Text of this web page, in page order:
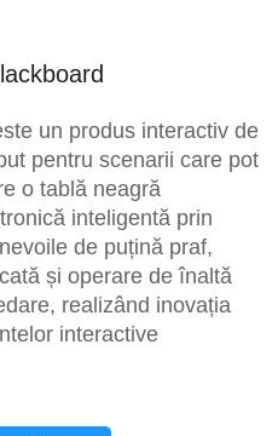
un produs interactiv de
pentru scenarii care pot
o tablă neagră
inteligentă prin
de puțină praf,
și operare de înaltă
realizând inovația
interactive